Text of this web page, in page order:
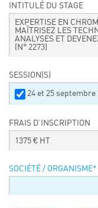
Equipe
Nous choisir
Nos locaux
Accès
Nos clients
Symposium
sustainability
CHEMISTRY
INTITULÉ DU STAGE
EXPERTISE EN
MAÎTRISEZ LES
ANALYSES ET
(N° 2273)
SESSION(S)
24 et 25 septembre
FRAIS D’INSCRIPTION
1375 € HT
SOCIÉTÉ / ORGANISME*